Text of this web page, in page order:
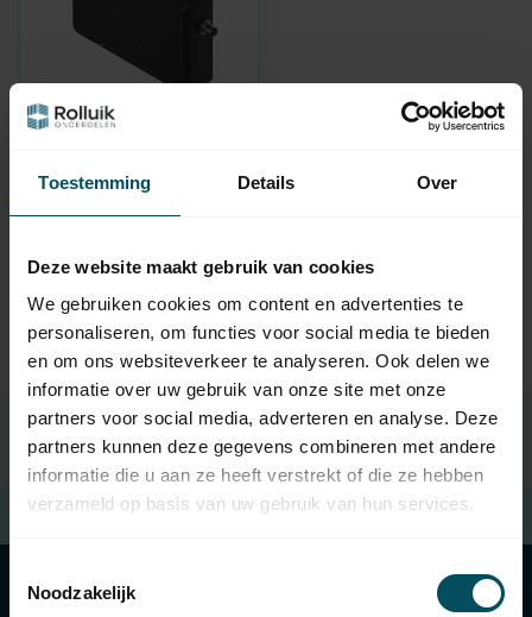
Toestemming Details Over
Deze website maakt gebruik van cookies
We gebruiken cookies om content en advertenties te
personaliseren, om functies voor social media te bieden
en om ons websiteverkeer te analyseren. Ook delen we
informatie over uw gebruik van onze site met onze
partners voor social media, adverteren en analyse. Deze
partners kunnen deze gegevens combineren met andere
informatie die u aan ze heeft verstrekt of die ze hebben
verzameld op basis van uw gebruik van hun services.
Noodzakelijk
Empfänger 868 MHz
Auf Lager
119,95
Kostenloser Versand beim Kauf von €100 (in NL)